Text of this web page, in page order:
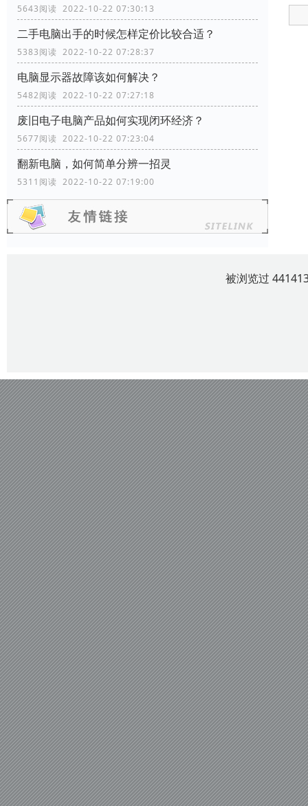
5643阅读 2022-10-22 07:30:13
二手电脑出手的时候怎样定价比较合适？
5383阅读 2022-10-22 07:28:37
电脑显示器故障该如何解决？
5482阅读 2022-10-22 07:27:18
废旧电子电脑产品如何实现闭环经济？
5677阅读 2022-10-22 07:23:04
翻新电脑，如何简单分辨一招灵
5311阅读 2022-10-22 07:19:00
被浏览过